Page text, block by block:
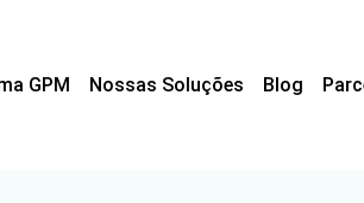
GPM Nossas Soluções Blog